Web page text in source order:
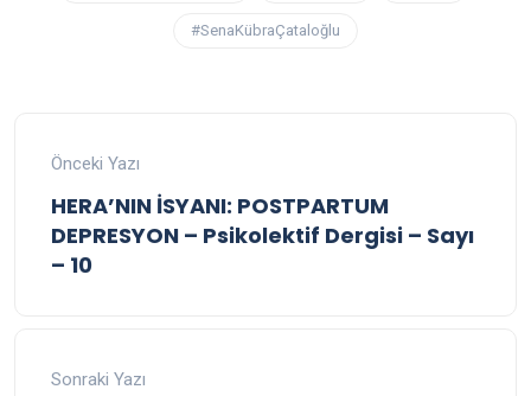
#SenaKübraÇataloğlu
Önceki Yazı
HERA’NIN İSYANI: POSTPARTUM
DEPRESYON – Psikolektif Dergisi – Sayı
– 10
Sonraki Yazı